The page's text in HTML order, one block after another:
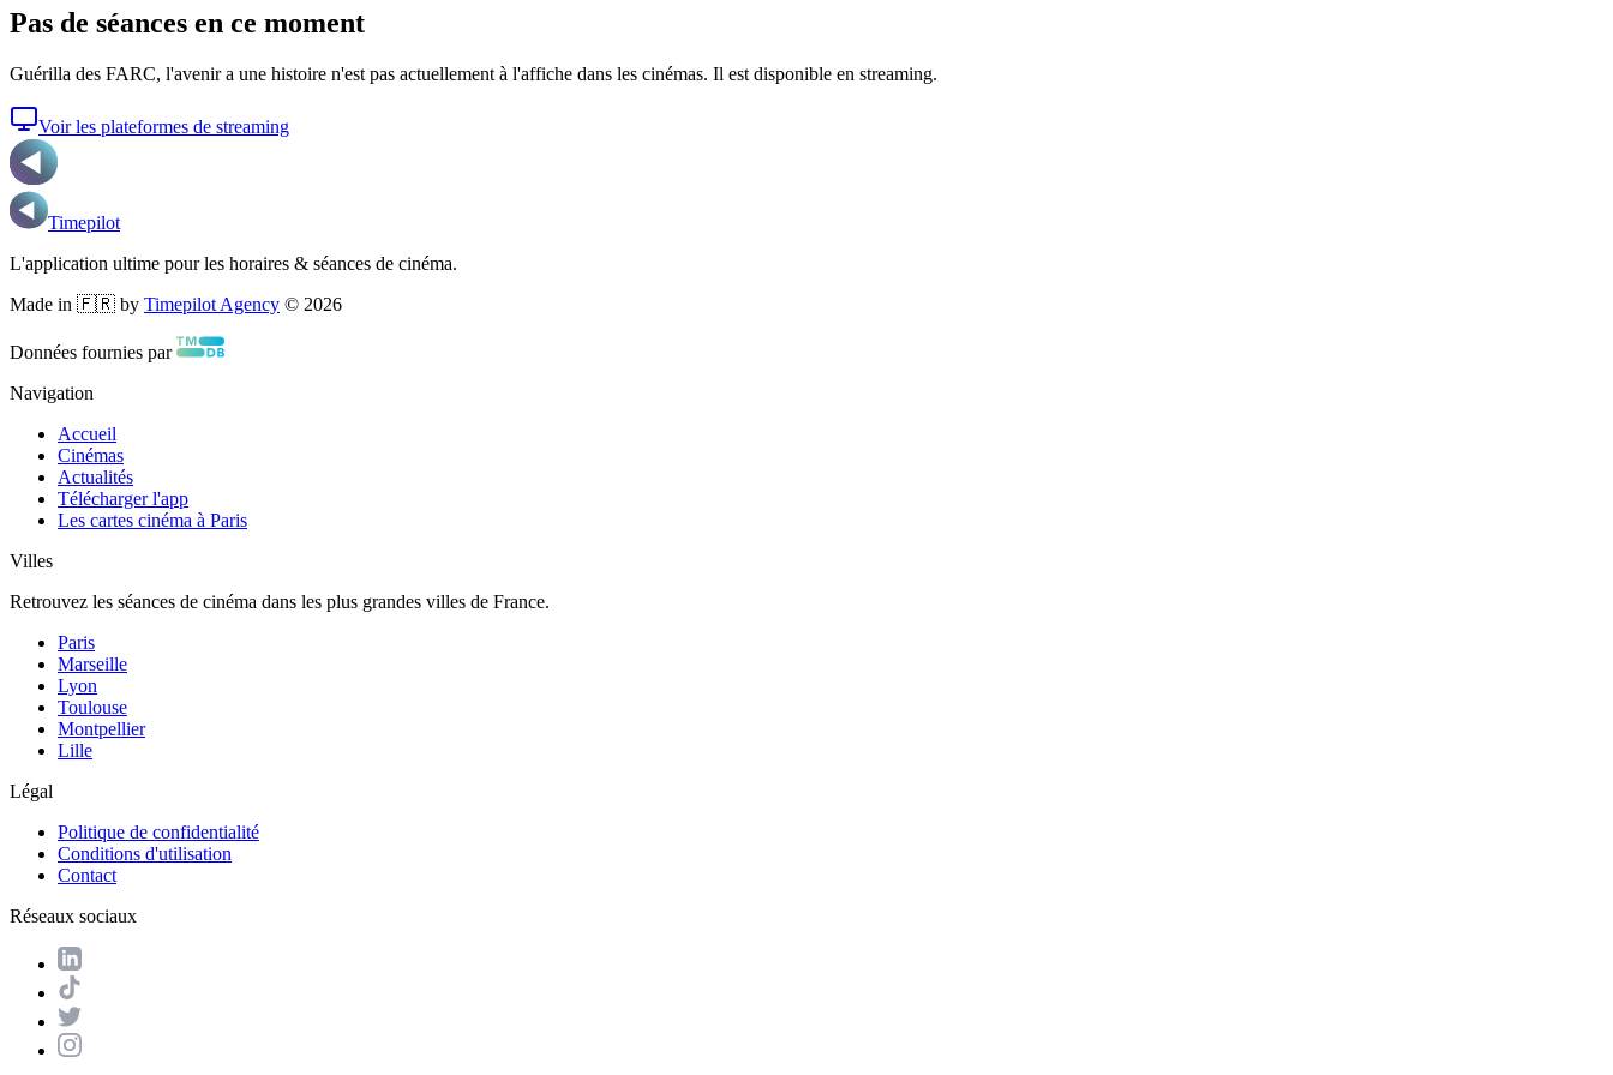
Pas de séances en ce moment
Guérilla des FARC, l'avenir a une histoire n'est pas actuellement à l'affiche dans les cinémas. Il est disponible en streaming.
Voir les plateformes de streaming
Timepilot
L'application ultime pour les horaires & séances de cinéma.
Made in 🇫🇷 by Timepilot Agency © 2026
Données fournies par
Navigation
Accueil
Cinémas
Actualités
Télécharger l'app
Les cartes cinéma à Paris
Villes
Retrouvez les séances de cinéma dans les plus grandes villes de France.
Paris
Marseille
Lyon
Toulouse
Montpellier
Lille
Légal
Politique de confidentialité
Conditions d'utilisation
Contact
Réseaux sociaux